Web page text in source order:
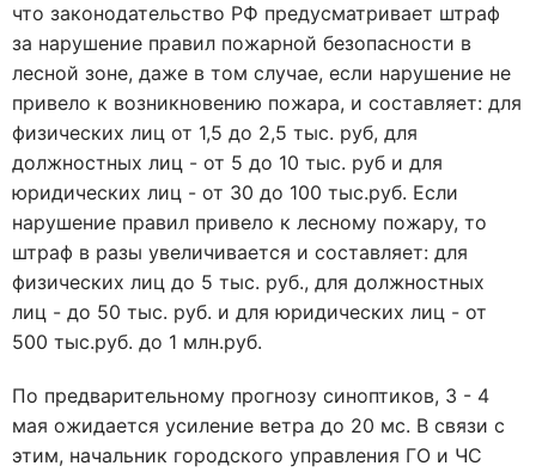
что законодательство РФ предусматривает штраф
за нарушение правил пожарной безопасности в
лесной зоне, даже в том случае, если нарушение не
привело к возникновению пожара, и составляет: для
физических лиц от 1,5 до 2,5 тыс. руб, для
должностных лиц - от 5 до 10 тыс. руб и для
юридических лиц - от 30 до 100 тыс.руб. Если
нарушение правил привело к лесному пожару, то
штраф в разы увеличивается и составляет: для
физических лиц до 5 тыс. руб., для должностных
лиц - до 50 тыс. руб. и для юридических лиц - от
500 тыс.руб. до 1 млн.руб.
По предварительному прогнозу синоптиков, 3 - 4
мая ожидается усиление ветра до 20 мс. В связи с
этим, начальник городского управления ГО и ЧС